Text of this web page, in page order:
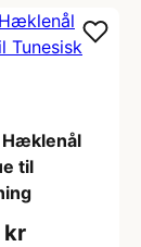
Hæklenål
til
kr